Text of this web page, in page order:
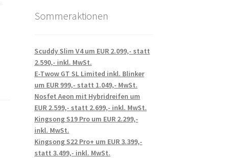
Sommeraktionen
Scuddy Slim V4 um EUR 2.099,- statt
2.590,- inkl. MwSt.
E-Twow GT SL Limited inkl. Blinker
um EUR 999,- statt 1.049,- MwSt.
Nosfet Aeon mit Hybridreifen um
EUR 2.599,- statt 2.699,- inkl. MwSt.
Kingsong S19 Pro um EUR 2.299,-
inkl. MwSt.
Kingsong S22 Pro+ um EUR 3.399,-
statt 3.499,- inkl. MwSt.